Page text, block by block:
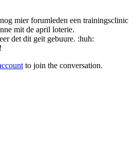
mier forumleden een trainingsclinic
mit de april loterie.
det dit geit gebuure. :huh:
to join the conversation.